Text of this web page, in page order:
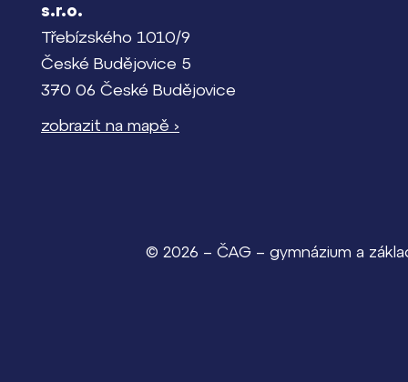
s.r.o.
Třebízského 1010/9
České Budějovice 5
370 06 České Budějovice
zobrazit na mapě ›
© 2026 – ČAG – gymnázium a